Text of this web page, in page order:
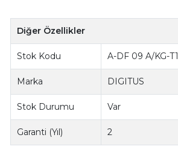
Diğer Özellikler
Stok Kodu A-DF 09 A/KG-T1
Marka DIGITUS
Stok Durumu Var
Garanti (Yıl) 2